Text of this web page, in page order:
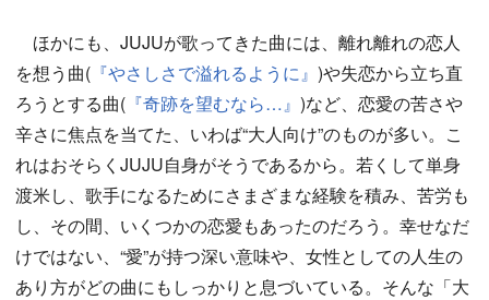
ほかにも、JUJUが歌ってきた曲には、離れ離れの恋人
を想う曲( 『やさしさで溢れるように』 )や失恋から立ち直
ろうとする曲( 『奇跡を望むなら…』 )など、恋愛の苦さや
辛さに焦点を当てた、いわば“大人向け”のものが多い。こ
れはおそらくJUJU自身がそうであるから。若くして単身
渡米し、歌手になるためにさまざまな経験を積み、苦労も
し、その間、いくつかの恋愛もあったのだろう。幸せなだ
けではない、“愛”が持つ深い意味や、女性としての人生の
あり方がどの曲にもしっかりと息づいている。そんな「大